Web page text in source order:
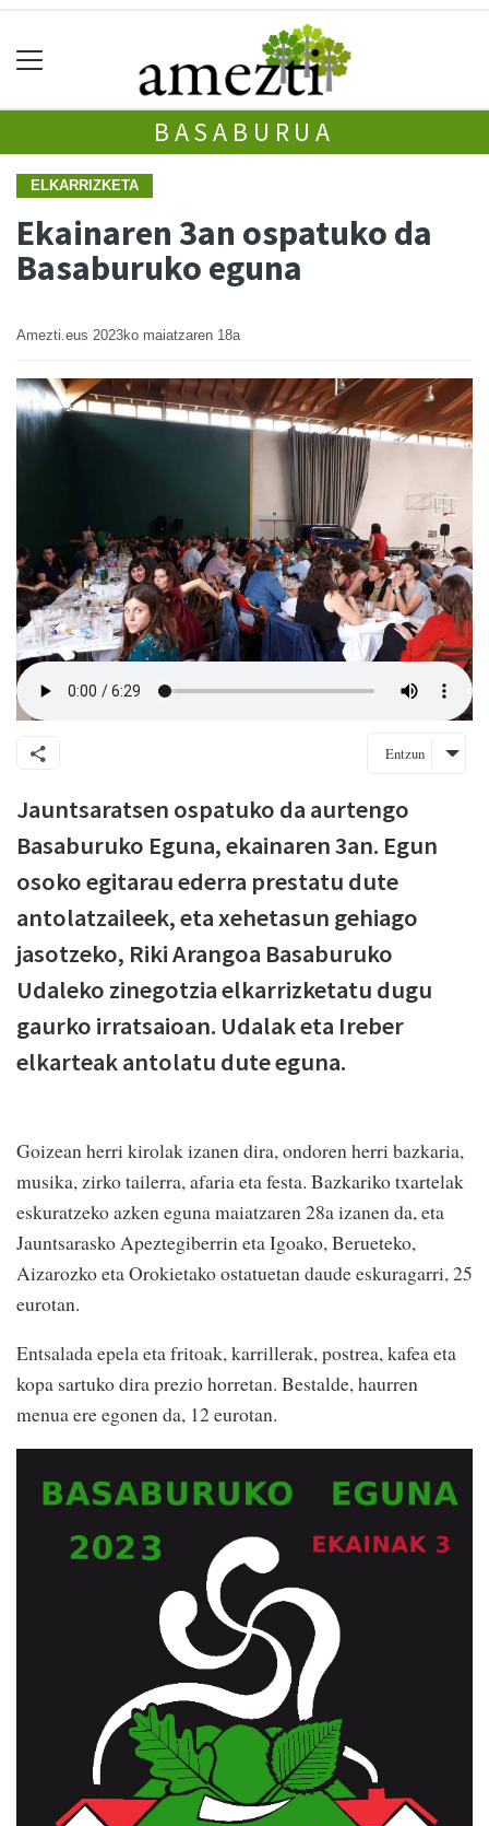
BASABURUA
ELKARRIZKETA
Ekainaren 3an ospatuko da
Basaburuko eguna
Amezti.eus 2023ko maiatzaren 18a
Entzun
Jauntsaratsen ospatuko da aurtengo
Basaburuko Eguna, ekainaren 3an. Egun
osoko egitarau ederra prestatu dute
antolatzaileek, eta xehetasun gehiago
jasotzeko, Riki Arangoa Basaburuko
Udaleko zinegotzia elkarrizketatu dugu
gaurko irratsaioan. Udalak eta Ireber
elkarteak antolatu dute eguna.
Goizean herri kirolak izanen dira, ondoren herri bazkaria,
musika, zirko tailerra, afaria eta festa. Bazkariko txartelak
eskuratzeko azken eguna maiatzaren 28a izanen da, eta
Jauntsarasko Apeztegiberrin eta Igoako, Berueteko,
Aizarozko eta Orokietako ostatuetan daude eskuragarri, 25
eurotan.
Entsalada epela eta fritoak, karrillerak, postrea, kafea eta
kopa sartuko dira prezio horretan. Bestalde, haurren
menua ere egonen da, 12 eurotan.